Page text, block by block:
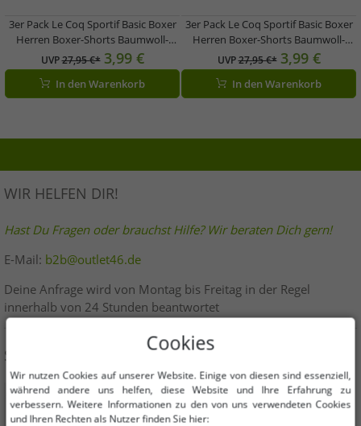
3er Pack Le Coq Sportif Basic Boxer
Herren Boxer-Shorts Baumwoll-
Unterhose Unterwäsche
Grau/Bordeaux/Schwarz oder
Rot/Hell-Grau/Blau
UVP27,95 €* 3,99 €
In den Warenkorb
3er Pack Le Coq Sportif Basic Boxer
Herren Boxer-Shorts Baumwoll-
Unterhose Unterwäsche K46932CO
Grau/Bordeaux/Schwarz
UVP27,95 €* 3,99 €
In den Warenkorb
WIR HELFEN DIR!
Hast Du Fragen oder brauchst Hilfe? Wir beraten Dich gern!
E-Mail: b2b@outlet46.de
Deine Anfrage wird von Montag bis Freitag in der Regel
innerhalb von 24 Stunden beantwortet
SICHER EINKAUFEN Cookies
Wir nutzen Cookies auf unserer Website. Einige von diesen sind essenziell,
während andere uns helfen, diese Website und Ihre Erfahrung zu
verbessern. Weitere Informationen zu den von uns verwendeten Cookies
und Ihren Rechten als Nutzer finden Sie hier: